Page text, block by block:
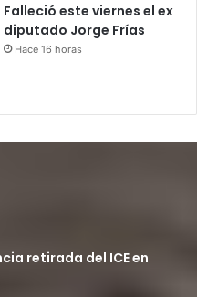
Falleció este viernes el ex
diputado Jorge Frías
Hace 16 horas
retirada del ICE en